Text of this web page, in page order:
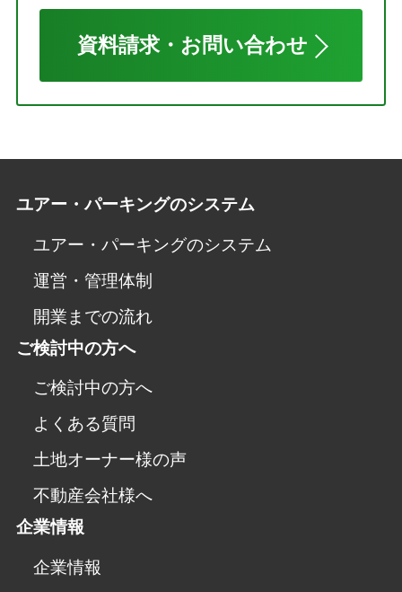
資料請求・お問い合わせ
ユアー・パーキングのシステム
ユアー・パーキングのシステム
運営・管理体制
開業までの流れ
ご検討中の方へ
ご検討中の方へ
よくある質問
土地オーナー様の声
不動産会社様へ
企業情報
企業情報